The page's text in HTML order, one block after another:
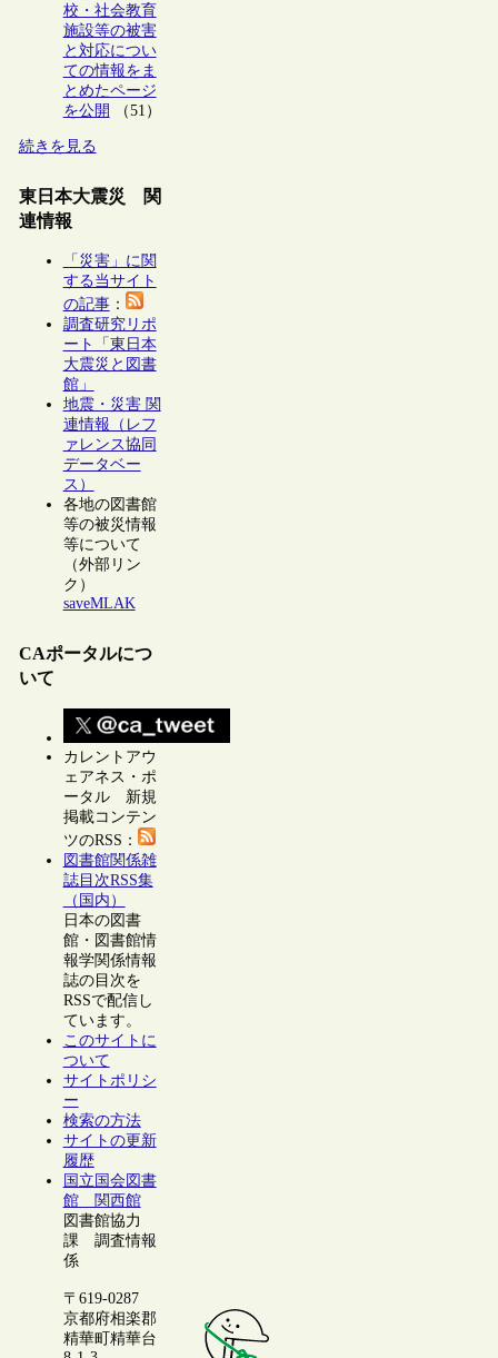
校・社会教育
施設等の被害
と対応につい
ての情報をま
とめたページ
を公開
（51）
続きを見る
東日本大震災 関
連情報
「災害」に関
する当サイト
の記事：
調査研究リポ
ート「東日本
大震災と図書
館」
地震・災害 関
連情報（レフ
ァレンス協同
データベー
ス）
各地の図書館
等の被災情報
等について
（外部リン
ク）
saveMLAK
CAポータルにつ
いて
カレントアウ
ェアネス・ポ
ータル 新規
掲載コンテン
ツのRSS：
図書館関係雑
誌目次RSS集
（国内）
日本の図書
館・図書館情
報学関係情報
誌の目次を
RSSで配信し
ています。
このサイトに
ついて
サイトポリシ
ー
検索の方法
サイトの更新
履歴
国立国会図書
館 関西館
図書館協力
課 調査情報
係
〒619-0287
京都府相楽郡
精華町精華台